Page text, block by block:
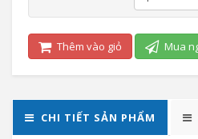
Thêm vào giỏ Mua
CHI TIẾT SẢN PHẨM